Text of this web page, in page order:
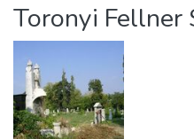
About us
Toronyi Fellner